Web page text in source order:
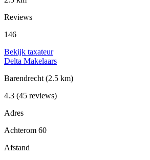
Reviews
146
Bekijk taxateur
Delta Makelaars
Barendrecht (2.5 km)
4.3 (45 reviews)
Adres
Achterom 60
Afstand